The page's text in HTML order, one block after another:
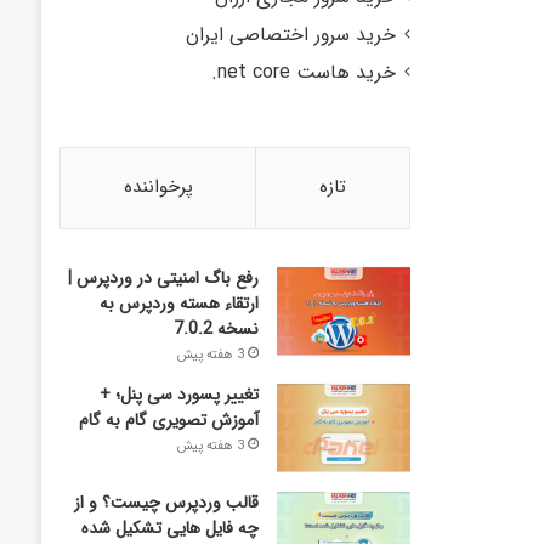
خرید سرور اختصاصی ایران
خرید هاست net core.
تازه پرخواننده
رفع باگ امنیتی در وردپرس |
ارتقاء هسته وردپرس به
نسخه 7.0.2
3 هفته پیش
تغییر پسورد سی پنل؛ +
آموزش تصویری گام به گام
3 هفته پیش
قالب وردپرس چیست؟ و از
چه فایل­ هایی تشکیل شده